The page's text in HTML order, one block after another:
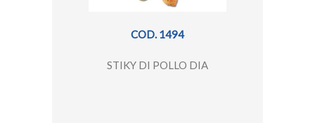
COD. 1494
STIKY DI POLLO DIA